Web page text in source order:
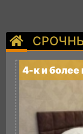
4-к и